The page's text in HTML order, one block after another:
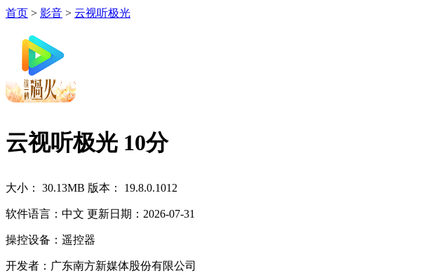
首页 > 影音 > 云视听极光
云视听极光 10分
大小： 30.13MB 版本： 19.8.0.1012
软件语言：中文 更新日期：2026-07-31
操控设备：遥控器
开发者：广东南方新媒体股份有限公司